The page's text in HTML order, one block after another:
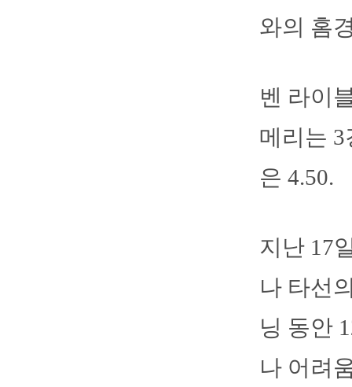
와의 홈
벤 라이
메리는
은 4.50.
지난 17
나 타선
닝 동안
나 어려